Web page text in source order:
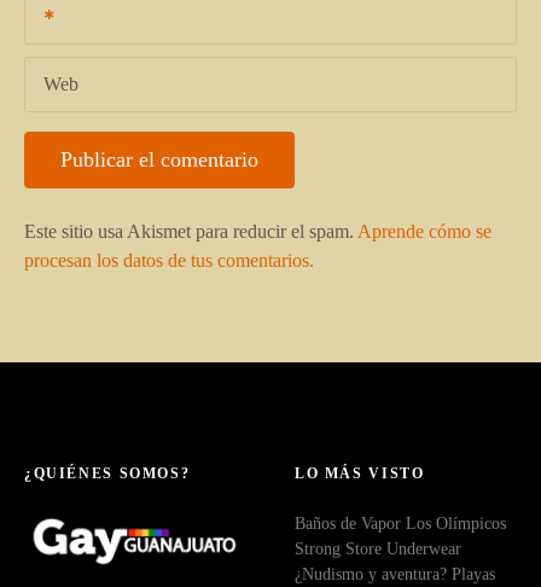
Web
Este sitio usa Akismet para reducir el spam. Aprende cómo se
procesan los datos de tus comentarios.
¿QUIÉNES SOMOS? LO MÁS VISTO
Baños de Vapor Los Olímpicos
Strong Store Underwear
¿Nudismo y aventura? Playas